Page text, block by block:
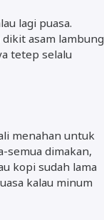
lagi puasa.
asam lambung
tetep selalu
menahan untuk
semua dimakan,
kopi sudah lama
kalau minum